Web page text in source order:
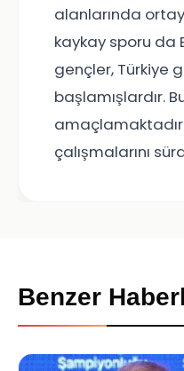
alanlarında
kaykay sporu da
gençler, Türkiye
başlamışlardır.
çalışmalarını
Benzer